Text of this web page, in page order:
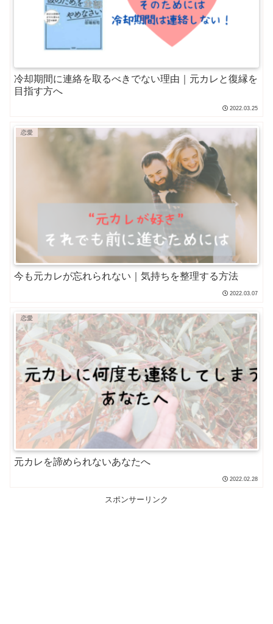
冷却期間に連絡を取るべきでない理由｜元カレと復縁を
目指す方へ
2022.03.25
恋愛
今も元カレが忘れられない｜気持ちを整理する方法
2022.03.07
恋愛
元カレを諦められないあなたへ
2022.02.28
スポンサーリンク